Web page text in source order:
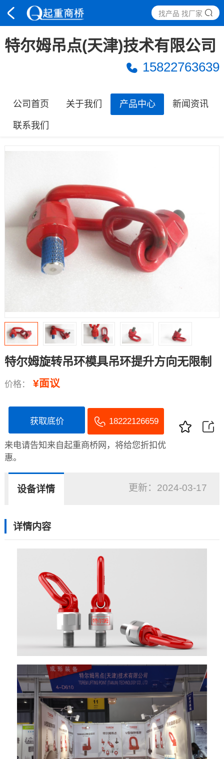
找产品 找厂家
特尔姆吊点(天津)技术有限公司
15822763639
公司首页 关于我们 产品中心 新闻资讯
联系我们
特尔姆旋转吊环模具吊环提升方向无限制
价格： ¥面议
获取底价 18222126659
来电请告知来自起重商桥网，将给您折扣优
惠。
设备详情 更新： 2024-03-17
详情内容